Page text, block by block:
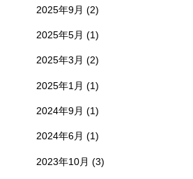
2025年9月 (2)
2025年5月 (1)
2025年3月 (2)
2025年1月 (1)
2024年9月 (1)
2024年6月 (1)
2023年10月 (3)